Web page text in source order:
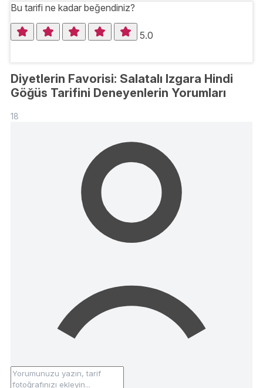
Bu tarifi ne kadar beğendiniz?
5.0
Diyetlerin Favorisi: Salatalı Izgara Hindi
Göğüs Tarifini Deneyenlerin Yorumları
18